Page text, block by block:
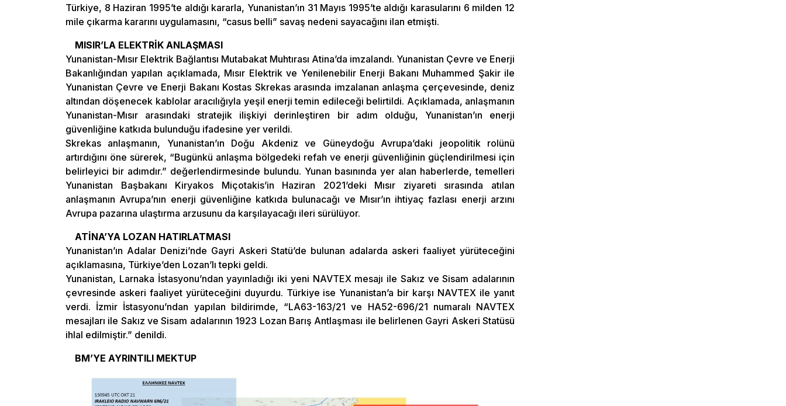
Türkiye, 8 Haziran 1995’te aldığı kararla, Yunanistan’ın 31 Mayıs 1995’te aldığı karasularını 6 milden 12
mile çıkarma kararını uygulamasını, “casus belli” savaş nedeni sayacağını ilan etmişti.
MISIR’LA ELEKTRİK ANLAŞMASI
Yunanistan-Mısır Elektrik Bağlantısı Mutabakat Muhtırası Atina’da imzalandı. Yunanistan Çevre ve Enerji
Bakanlığından yapılan açıklamada, Mısır Elektrik ve Yenilenebilir Enerji Bakanı Muhammed Şakir ile
Yunanistan Çevre ve Enerji Bakanı Kostas Skrekas arasında imzalanan anlaşma çerçevesinde, deniz
altından döşenecek kablolar aracılığıyla yeşil enerji temin edileceği belirtildi. Açıklamada, anlaşmanın
Yunanistan-Mısır arasındaki stratejik ilişkiyi derinleştiren bir adım olduğu, Yunanistan’ın enerji
güvenliğine katkıda bulunduğu ifadesine yer verildi.
Skrekas anlaşmanın, Yunanistan’ın Doğu Akdeniz ve Güneydoğu Avrupa’daki jeopolitik rolünü
artırdığını öne sürerek, “Bugünkü anlaşma bölgedeki refah ve enerji güvenliğinin güçlendirilmesi için
belirleyici bir adımdır.” değerlendirmesinde bulundu. Yunan basınında yer alan haberlerde, temelleri
Yunanistan Başbakanı Kiryakos Miçotakis’in Haziran 2021’deki Mısır ziyareti sırasında atılan
anlaşmanın Avrupa’nın enerji güvenliğine katkıda bulunacağı ve Mısır’ın ihtiyaç fazlası enerji arzını
Avrupa pazarına ulaştırma arzusunu da karşılayacağı ileri sürülüyor.
ATİNA’YA LOZAN HATIRLATMASI
Yunanistan’ın Adalar Denizi’nde Gayri Askeri Statü’de bulunan adalarda askeri faaliyet yürüteceğini
açıklamasına, Türkiye’den Lozan’lı tepki geldi.
Yunanistan, Larnaka İstasyonu’ndan yayınladığı iki yeni NAVTEX mesajı ile Sakız ve Sisam adalarının
çevresinde askeri faaliyet yürüteceğini duyurdu. Türkiye ise Yunanistan’a bir karşı NAVTEX ile yanıt
verdi. İzmir İstasyonu’ndan yapılan bildirimde, “LA63-163/21 ve HA52-696/21 numaralı NAVTEX
mesajları ile Sakız ve Sisam adalarının 1923 Lozan Barış Antlaşması ile belirlenen Gayri Askeri Statüsü
ihlal edilmiştir.” denildi.
BM’YE AYRINTILI MEKTUP